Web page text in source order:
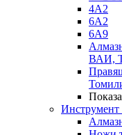
4А2
6A2
6A9
ВАИ,